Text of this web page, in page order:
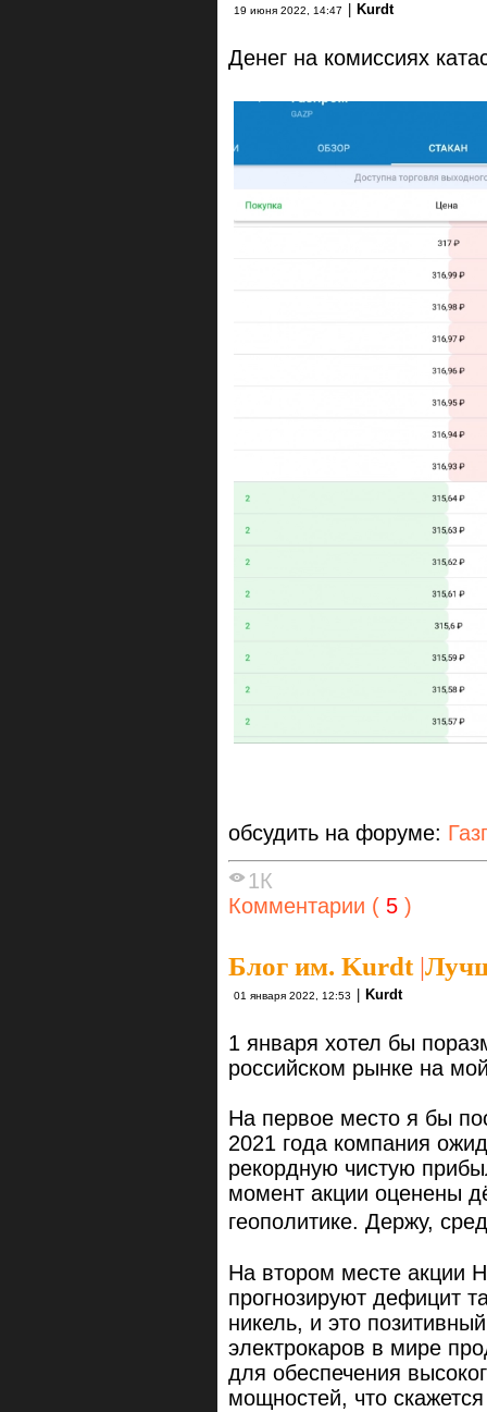
19 июня 2022, 14:47 Kurdt
Денег на комиссиях
обсудить на форуме:
1К
Комментарии ( 5 )
Блог им. Kurdt|
01 января 2022, 12:53 Kurdt
1 января хотел бы
российском рынке на
На первое место я бы
2021 года компания
рекордную чистую
момент акции оценены
геополитике. Держу,
На втором месте акции
прогнозируют дефицит
никель, и это
электрокаров в мире
для обеспечения
мощностей, что